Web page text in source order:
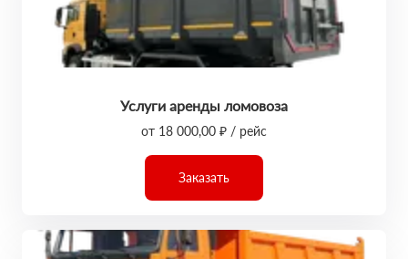
Услуги аренды ломовоза
от 18 000,00 ₽ / рейс
Заказать